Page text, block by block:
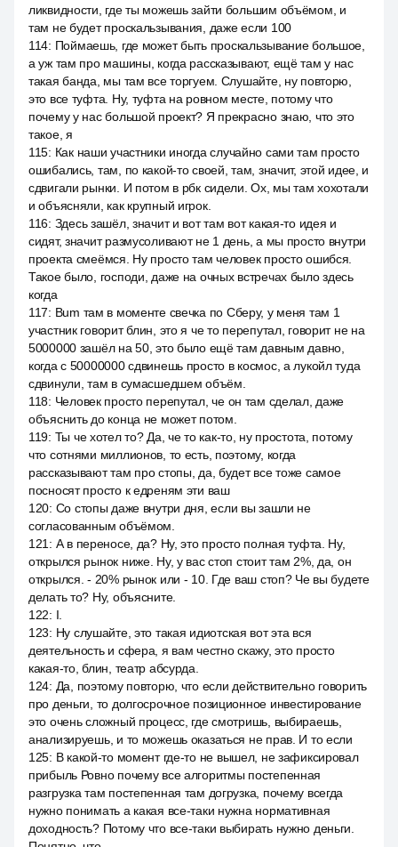
ликвидности, где ты можешь зайти большим объёмом, и
там не будет проскальзывания, даже если 100
114: Поймаешь, где может быть проскальзывание большое,
а уж там про машины, когда рассказывают, ещё там у нас
такая банда, мы там все торгуем. Слушайте, ну повторю,
это все туфта. Ну, туфта на ровном месте, потому что
почему у нас большой проект? Я прекрасно знаю, что это
такое, я
115: Как наши участники иногда случайно сами там просто
ошибались, там, по какой-то своей, там, значит, этой идее, и
сдвигали рынки. И потом в рбк сидели. Ох, мы там хохотали
и объясняли, как крупный игрок.
116: Здесь зашёл, значит и вот там вот какая-то идея и
сидят, значит размусоливают не 1 день, а мы просто внутри
проекта смеёмся. Ну просто там человек просто ошибся.
Такое было, господи, даже на очных встречах было здесь
когда
117: Bum там в моменте свечка по Сберу, у меня там 1
участник говорит блин, это я че то перепутал, говорит не на
5000000 зашёл на 50, это было ещё там давным давно,
когда с 50000000 сдвинешь просто в космос, а лукойл туда
сдвинули, там в сумасшедшем объём.
118: Человек просто перепутал, че он там сделал, даже
объяснить до конца не может потом.
119: Ты че хотел то? Да, че то как-то, ну простота, потому
что сотнями миллионов, то есть, поэтому, когда
рассказывают там про стопы, да, будет все тоже самое
посносят просто к едреням эти ваш
120: Со стопы даже внутри дня, если вы зашли не
согласованным объёмом.
121 : А в переносе, да? Ну, это просто полная туфта. Ну,
открылся рынок ниже. Ну, у вас стоп стоит там 2%, да, он
открылся. - 20% рынок или - 10. Где ваш стоп? Че вы будете
делать то? Ну, объясните.
122: I.
123: Ну слушайте, это такая идиотская вот эта вся
деятельность и сфера, я вам честно скажу, это просто
какая-то, блин, театр абсурда.
124: Да, поэтому повторю, что если действительно говорить
про деньги, то долгосрочное позиционное инвестирование
это очень сложный процесс, где смотришь, выбираешь,
анализируешь, и то можешь оказаться не прав. И то если
125: В какой-то момент где-то не вышел, не зафиксировал
прибыль Ровно почему все алгоритмы постепенная
разгрузка там постепенная там догрузка, почему всегда
нужно понимать а какая все-таки нужна нормативная
доходность? Потому что все-таки выбирать нужно деньги.